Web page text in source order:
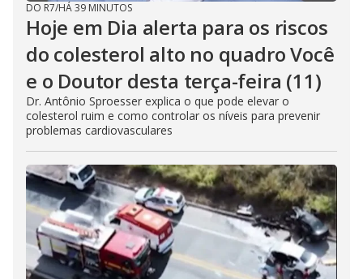
DO R7/HÁ 39 MINUTOS
Hoje em Dia alerta para os riscos
do colesterol alto no quadro Você
e o Doutor desta terça-feira (11)
Dr. Antônio Sproesser explica o que pode elevar o
colesterol ruim e como controlar os níveis para prevenir
problemas cardiovasculares